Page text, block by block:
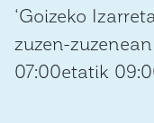
‘Goizeko
zuzen-
07:00etatik